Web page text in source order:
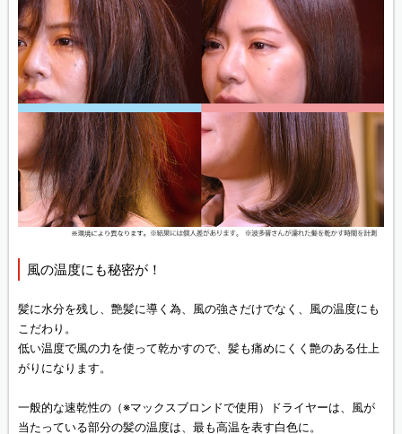
風の温度にも秘密が！
髪に水分を残し、艶髪に導く為、風の強さだけでなく、風の温度にも
こだわり。
低い温度で風の力を使って乾かすので、髪も痛めにくく艶のある仕上
がりになります。
一般的な速乾性の（※マックスブロンドで使用）ドライヤーは、風が
当たっている部分の髪の温度は、最も高温を表す白色に。